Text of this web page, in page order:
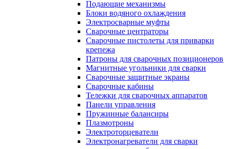
Подающие механизмы
Блоки водяного охлаждения
Электросварные муфты
Сварочные центраторы
Сварочные пистолеты для приварки
крепежа
Патроны для сварочных позиционеров
Магнитные угольники для сварки
Сварочные защитные экраны
Сварочные кабины
Тележки для сварочных аппаратов
Панели управления
Пружинные балансиры
Плазмотроны
Электроторцеватели
Электронагреватели для сварки